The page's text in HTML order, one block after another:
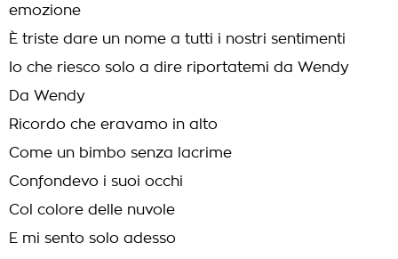
emozione
È triste dare un nome a tutti i nostri sentimenti
Io che riesco solo a dire riportatemi da Wendy
Da Wendy
Ricordo che eravamo in alto
Come un bimbo senza lacrime
Confondevo i suoi occhi
Col colore delle nuvole
E mi sento solo adesso